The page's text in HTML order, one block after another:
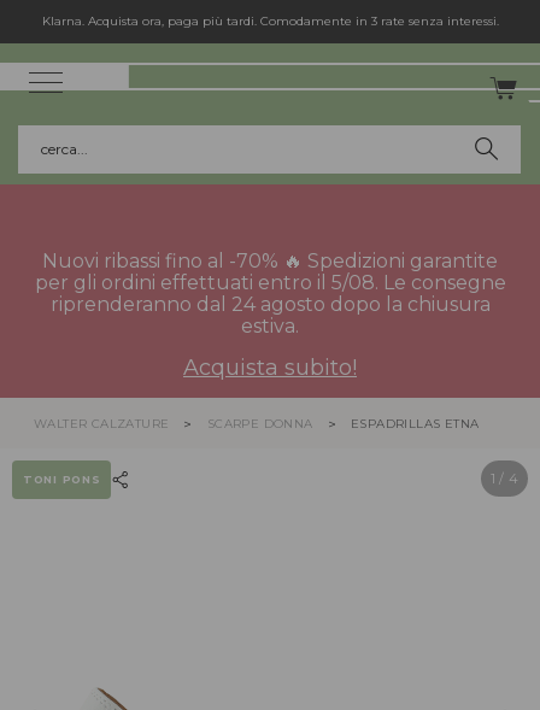
cerca...
Nuovi ribassi fino al -70% 🔥 Spedizioni garantite
per gli ordini effettuati entro il 5/08. Le consegne
riprenderanno dal 24 agosto dopo la chiusura
estiva.
Acquista subito!
WALTER CALZATURE SCARPE DONNA ESPADRILLAS ETNA
1 / 4
TONI PONS